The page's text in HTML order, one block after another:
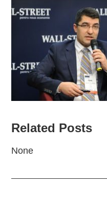
Related Posts
None